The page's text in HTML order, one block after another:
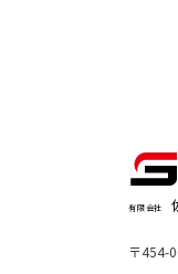
有限会社
〒454-